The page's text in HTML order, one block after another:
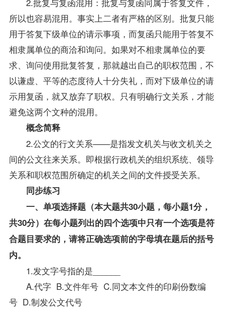
所以也容易混用。事实上二者有严格的区别。批复只能
用于答复下级单位的请示事项，而复函只能用于答复不
相隶属单位的商洽和询问。如果对不相隶属单位的要
求、询问使用批复答复，那就越出自己的职权范围，不
以谦虚、平等的态度待人十分失礼，而对下级单位的请
示用复函，就又放弃了职权。只有明确行文关系，才能
避免这两个文种的混用。
概念简释
2.公文的行文关系——是指发文机关与收文机关之
间的公文往来关系。即根据行政机关的组织系统、领导
关系和职权范围所确定的机关之间的文件授受关系。
同步练习
一、单项选择题（本大题共30小题，每小题1分，
共30分）在每小题列出的四个选项中只有一个选项是符
合题目要求的，请将正确选项前的字母填在题后的括号
内。
1.发文字号指的是______
A.代字 B.文件年号 C.同文本文件的印刷份数编
号 D.制发公文代号